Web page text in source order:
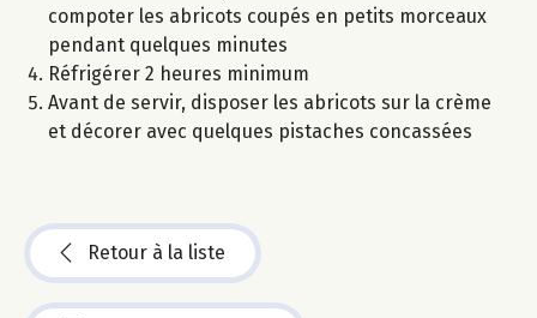
compoter les abricots coupés en petits morceaux
pendant quelques minutes
Réfrigérer 2 heures minimum
Avant de servir, disposer les abricots sur la crème
et décorer avec quelques pistaches concassées
Retour à la liste